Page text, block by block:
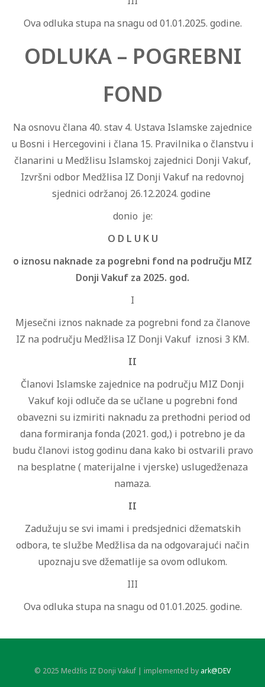
Ova odluka stupa na snagu od 01.01.2025. godine.
ODLUKA – POGREBNI
FOND
Na osnovu člana 40. stav 4. Ustava Islamske zajednice
u Bosni i Hercegovini i člana 15. Pravilnika o članstvu i
članarini u Medžlisu Islamskoj zajednici Donji Vakuf,
Izvršni odbor Medžlisa IZ Donji Vakuf na redovnoj
sjednici održanoj 26.12.2024. godine
donio je:
O D L U K U
o iznosu naknade za pogrebni fond na području MIZ
Donji Vakuf za 2025. god.
I
Mjesečni iznos naknade za pogrebni fond za članove
IZ na području Medžlisa IZ Donji Vakuf iznosi 3 KM.
II
Članovi Islamske zajednice na području MIZ Donji
Vakuf koji odluče da se učlane u pogrebni fond
obavezni su izmiriti naknadu za prethodni period od
dana formiranja fonda (2021. god,) i potrebno je da
budu članovi istog godinu dana kako bi ostvarili pravo
na besplatne ( materijalne i vjerske) uslugedženaza
namaza.
II
Zadužuju se svi imami i predsjednici džematskih
odbora, te službe Medžlisa da na odgovarajući način
upoznaju sve džematlije sa ovom odlukom.
III
Ova odluka stupa na snagu od 01.01.2025. godine.
© 2025 Medžlis IZ Donji Vakuf | implemented by ark@DEV